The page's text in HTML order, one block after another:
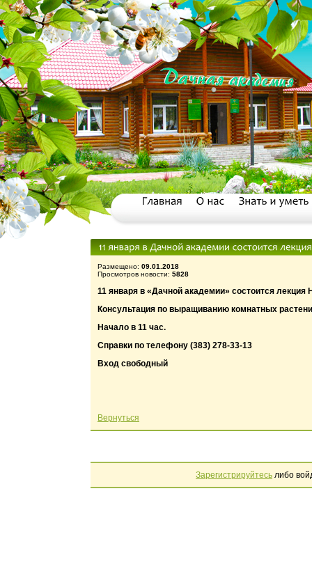
Размещено: 09.01.2018
Просмотров новости: 5828
11 января в «Дачной академии» состоится
Консультация по выращиванию комнатных
Начало в 11 час.
Справки по телефону (383) 278-33-13
Вход свободный
Вернуться
Зарегистрируйтесь либо